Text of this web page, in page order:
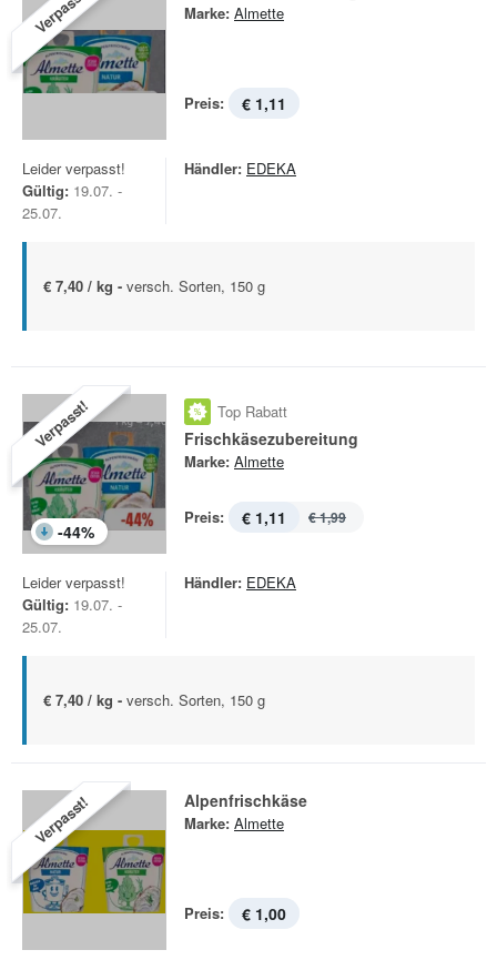
Marke: Almette
Preis: € 1,11
Leider verpasst!
Gültig: 19.07. -
25.07.
Händler: EDEKA
€ 7,40 / kg - versch. Sorten, 150 g
Verpasst!
-44%
Top Rabatt
Frischkäsezubereitung
Marke: Almette
Preis: € 1,11 € 1,99
Leider verpasst!
Gültig: 19.07. -
25.07.
Händler: EDEKA
€ 7,40 / kg - versch. Sorten, 150 g
Verpasst! Alpenfrischkäse
Marke: Almette
Preis: € 1,00